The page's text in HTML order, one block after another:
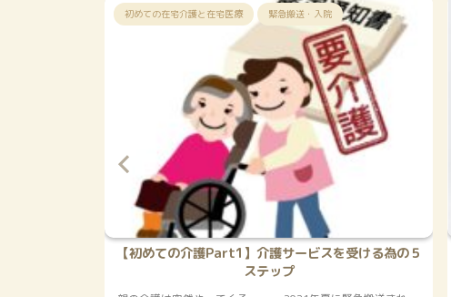
高齢親の介護
【見逃すな】高齢者 誤嚥性肺炎の特徴６つ
母が誤嚥性肺炎で救急搬送されました。 しかしそれまでの症